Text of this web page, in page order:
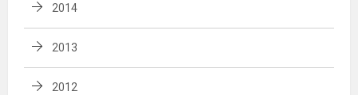
2014
2013
2012